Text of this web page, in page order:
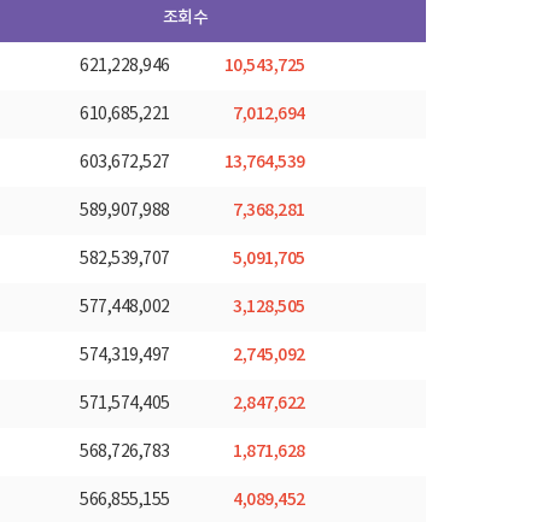
조회수
621,228,946 10,543,725
610,685,221 7,012,694
603,672,527 13,764,539
589,907,988 7,368,281
582,539,707 5,091,705
577,448,002 3,128,505
574,319,497 2,745,092
571,574,405 2,847,622
568,726,783 1,871,628
566,855,155 4,089,452